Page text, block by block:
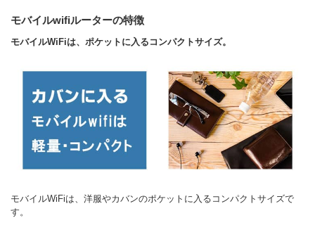
モバイルwifiルーターの特徴
モバイルWiFiは、ポケットに入るコンパクトサイズ。
モバイルWiFiは、洋服やカバンのポケットに入るコンパクトサイズで
す。